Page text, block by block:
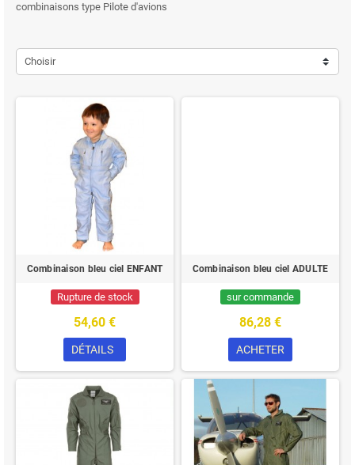
combinaisons type Pilote d'avions
Choisir
Combinaison bleu ciel ENFANT
Rupture de stock
54,60 €
DÉTAILS
Combinaison bleu ciel ADULTE
sur commande
86,28 €
ACHETER